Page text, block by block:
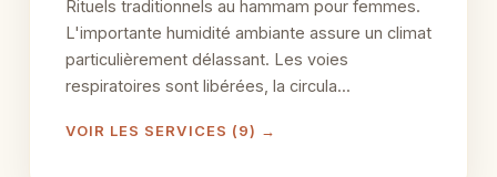
Rituels traditionnels au hammam pour femmes.
L'importante humidité ambiante assure un climat
particulièrement délassant. Les voies
respiratoires sont libérées, la circula...
VOIR LES SERVICES (9) →